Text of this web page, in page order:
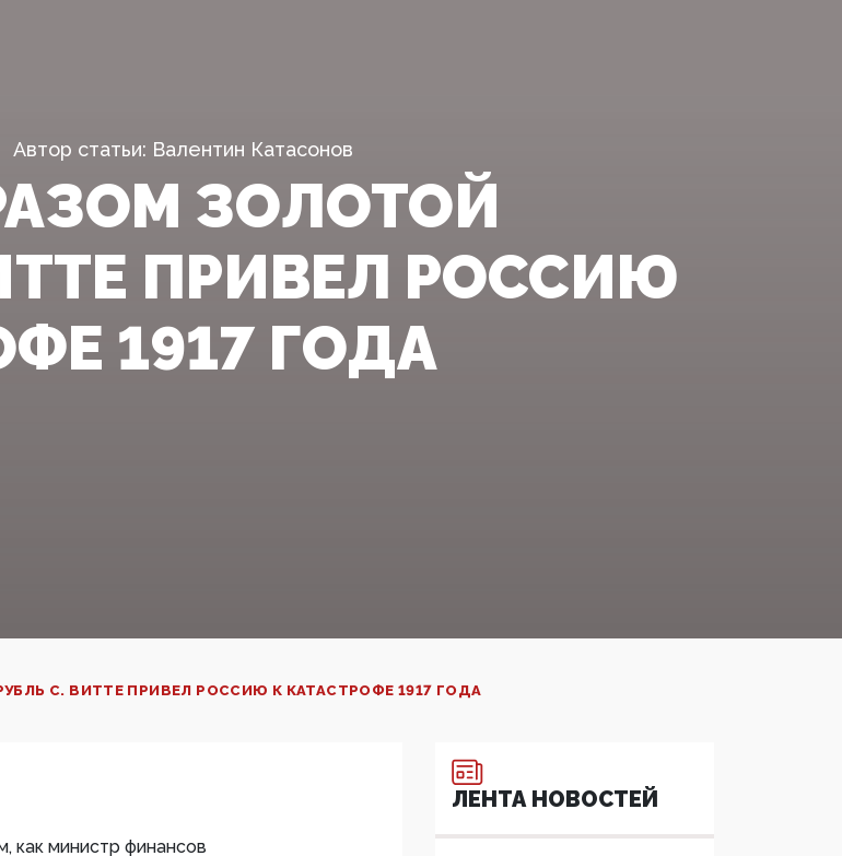
Автор статьи: Валентин Катасонов
ЗОЛОТОЙ
ПРИВЕЛ РОССИЮ
1917 ГОДА
С. ВИТТЕ ПРИВЕЛ РОССИЮ К КАТАСТРОФЕ 1917 ГОДА
как министр финансов
ЛЕНТА НОВОСТЕЙ